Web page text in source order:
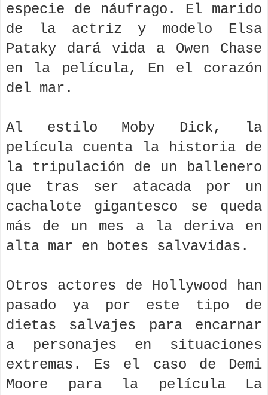
especie de náufrago. El marido
de la actriz y modelo Elsa
Pataky dará vida a Owen Chase
en la película, En el corazón
del mar.
Al estilo Moby Dick, la
película cuenta la historia de
la tripulación de un ballenero
que tras ser atacada por un
cachalote gigantesco se queda
más de un mes a la deriva en
alta mar en botes salvavidas.
Otros actores de Hollywood han
pasado ya por este tipo de
dietas salvajes para encarnar
a personajes en situaciones
extremas. Es el caso de Demi
Moore para la película La